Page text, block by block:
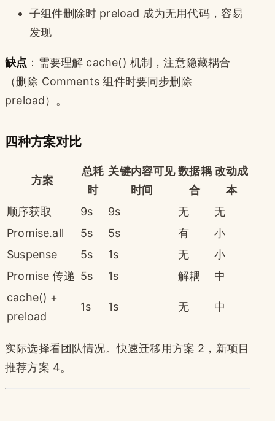
子组件删除时 preload 成为无用代码，容易
发现
缺点 ：需要理解 cache() 机制，注意隐藏耦合
（删除 Comments 组件时要同步删除
preload）。
四种方案对比
方案
总耗
时
关键内容可见
时间
数据耦
合
改动成
本
顺序获取
9s 9s 无
无
Promise.all
5s 5s 有
小
Suspense
5s 1s 无
小
Promise 传递 5s 1s 解耦
中
cache() +
preload
1s 1s 无 中
实际选择看团队情况。快速迁移用方案 2，新项目
推荐方案 4。